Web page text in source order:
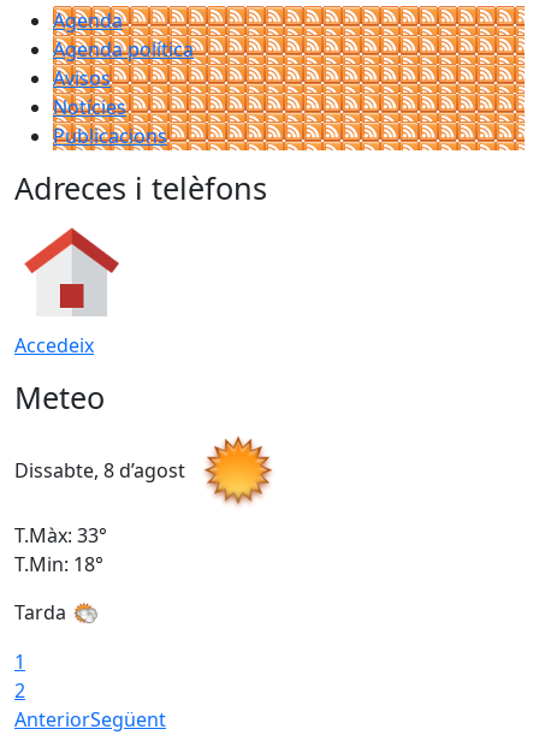
Agenda
Agenda política
Avisos
Notícies
Publicacions
Adreces i telèfons
Accedeix
Meteo
Dissabte, 8 d’agost
T.Màx: 33°
T.Min: 18°
Tarda
1
2
AnteriorSegüent